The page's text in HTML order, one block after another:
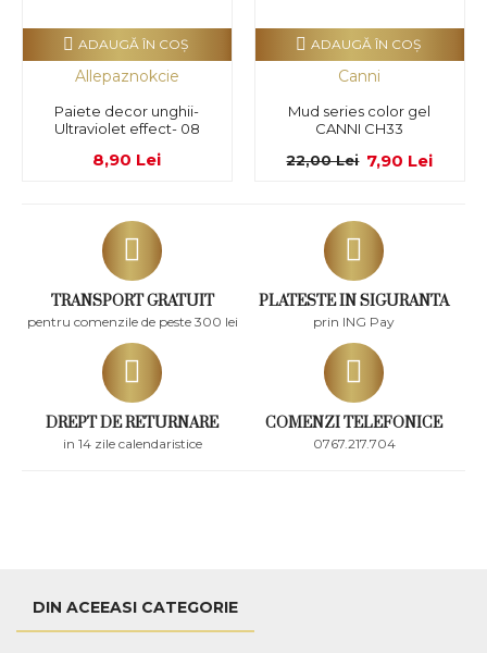
TRANSPORT GRATUIT
pentru comenzile de peste 300 lei
PLATESTE IN SIGURANTA
prin ING Pay
DREPT DE RETURNARE
in 14 zile calendaristice
COMENZI TELEFONICE
0767.217.704
Allepaznokcie
Paiete decor unghii-
Ultraviolet effect- 08
8,90 Lei
ADAUGĂ ÎN COŞ
Canni
Mud series color gel
CANNI CH33
7,90 Lei
22,00 Lei
ADAUGĂ ÎN COŞ
DIN ACEEASI CATEGORIE